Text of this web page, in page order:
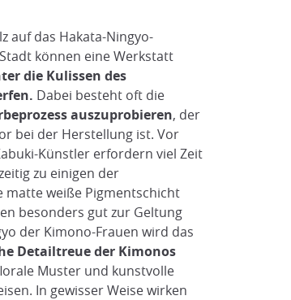
auf das Hakata-Ningyo-
können eine Werkstatt
die Kulissen des
Dabei besteht oft die
auszuprobieren, der
bei der Herstellung ist. Vor
Künstler erfordern viel Zeit
zu einigen der
matte weiße Pigmentschicht
besonders gut zur Geltung
der Kimono-Frauen wird das
Detailtreue der Kimonos
Muster und kunstvolle
In gewisser Weise wirken